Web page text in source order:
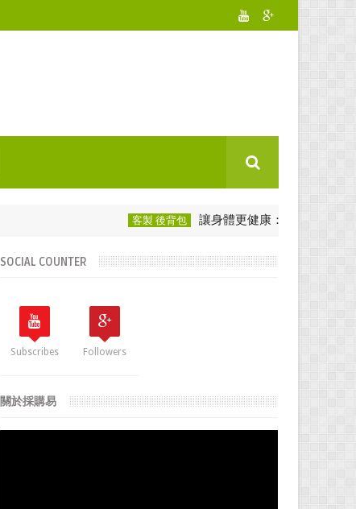
客製 後背包 讓身體更健康：選用後背包愛護脊椎
SOCIAL COUNTER
Subscribes Followers
關於採購易